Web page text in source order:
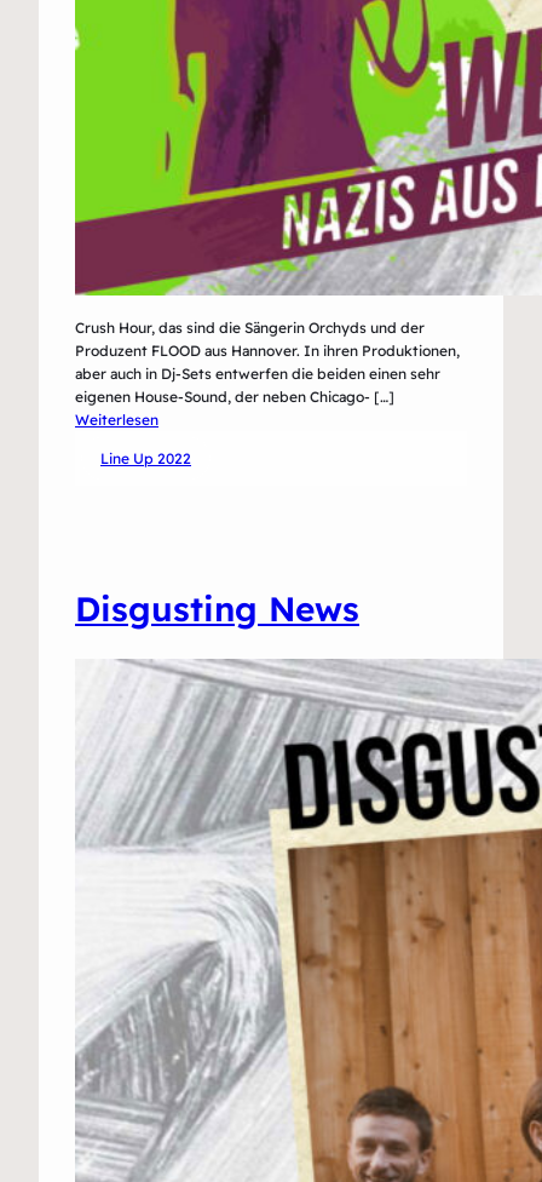
Crush Hour, das sind die Sängerin Orchyds und der
Produzent FLOOD aus Hannover. In ihren Produktionen,
aber auch in Dj-Sets entwerfen die beiden einen sehr
eigenen House-Sound, der neben Chicago- […]
Weiterlesen:
Hour
Line Up 2022
Disgusting News